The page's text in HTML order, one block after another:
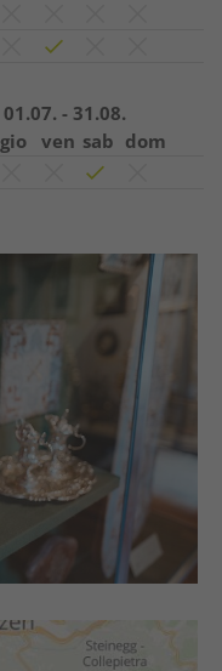
01.07. - 31.08.
gio ven sab dom